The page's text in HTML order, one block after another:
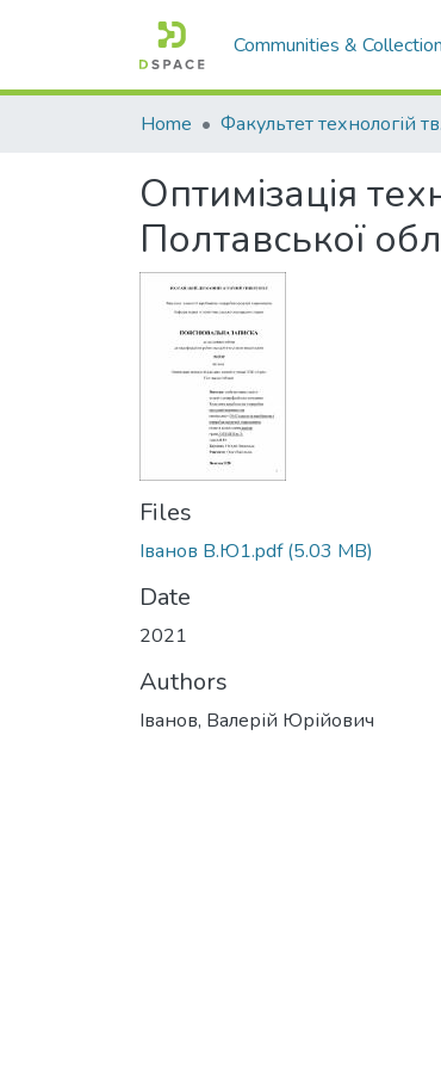
Communities &
Home
Оптимізація
Полтавської
Files
Іванов В.Ю1.pdf(5.03 MB)
Date
2021
Authors
Іванов, Валерій Юрійович